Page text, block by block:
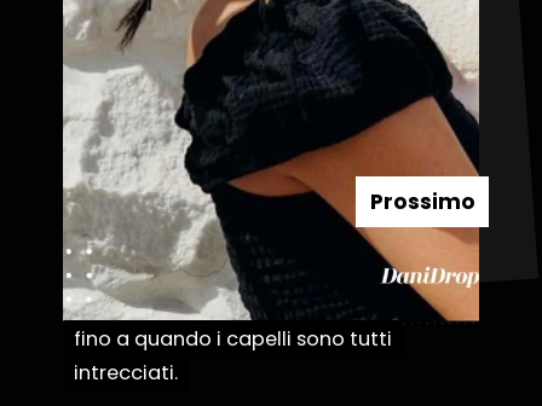
fino a quando i capelli sono tutti
intrecciati.
fino a quando i capelli sono tutti
intrecciati.
Prossimo